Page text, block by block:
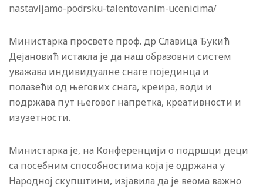
nastavljamo-podrsku-talentovanim-ucenicima/
Министарка просвете проф. др Славица Ђукић
Дејановић истакла је да наш образовни систем
уважава индивидуалне снаге појединца и
полазећи од његових снага, креира, води и
подржава пут његовог напретка, креативности и
изузетности.
Министарка је, на Конференцији о подршци деци
са посебним способностима која је одржана у
Народној скупштини, изјавила да је веома важно